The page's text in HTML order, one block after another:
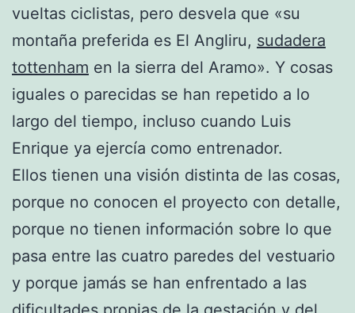
vueltas ciclistas, pero desvela que «su
montaña preferida es El Angliru, sudadera
tottenham en la sierra del Aramo». Y cosas
iguales o parecidas se han repetido a lo
largo del tiempo, incluso cuando Luis
Enrique ya ejercía como entrenador.
Ellos tienen una visión distinta de las cosas,
porque no conocen el proyecto con detalle,
porque no tienen información sobre lo que
pasa entre las cuatro paredes del vestuario
y porque jamás se han enfrentado a las